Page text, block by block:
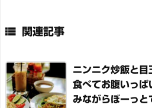
 関連記事
ニンニク炒飯と目
食べてお腹いっぱ
みながらぼーっと